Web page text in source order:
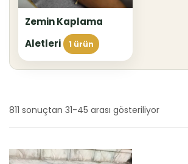
Zemin Kaplama
Aletleri
1 ürün
811 sonuçtan 31-45 arası gösteriliyor
yeniye